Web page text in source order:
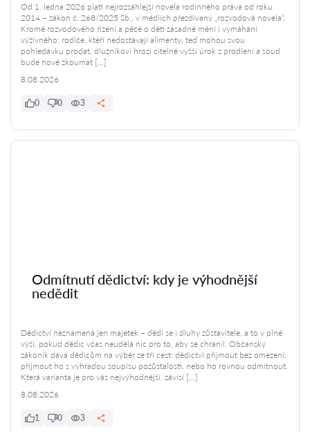
Od 1. ledna 2026 platí nejrozsáhlejší novela rodinného práva od roku
2014 – zákon č. 268/2025 Sb., v médiích přezdívaný „rozvodová novela“.
Kromě rozvodového řízení a péče o děti zásadně mění i vymáhání
výživného: rodiče, kteří nedostávají alimenty, teď mohou svou
pohledávku prodat, dlužníkovi hrozí citelně vyšší úrok z prodlení a soud
bude nově zkoumat […]
8.08.2026
0 0 3
Odmítnutí dědictví: kdy je výhodnější
nedědit
Dědictví neznamená jen majetek – dědí se i dluhy zůstavitele, a to v plné
výši, pokud dědic včas neudělá nic pro to, aby se chránil. Občanský
zákoník dává dědicům na výběr ze tří cest: dědictví přijmout bez omezení,
přijmout ho s výhradou soupisu pozůstalosti, nebo ho rovnou odmítnout.
Která varianta je pro vás nejvýhodnější, závisí […]
8.08.2026
1 0 3